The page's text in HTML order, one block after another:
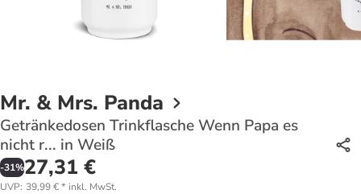
Mr. & Mrs. Panda
Getränkedosen Trinkflasche Wenn Papa es
nicht r... in Weiß
-31%27,31 €
UVP: 39,99 €* inkl. MwSt.